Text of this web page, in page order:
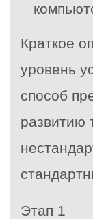
Краткое
уровень
способ
развитию
Этап 1